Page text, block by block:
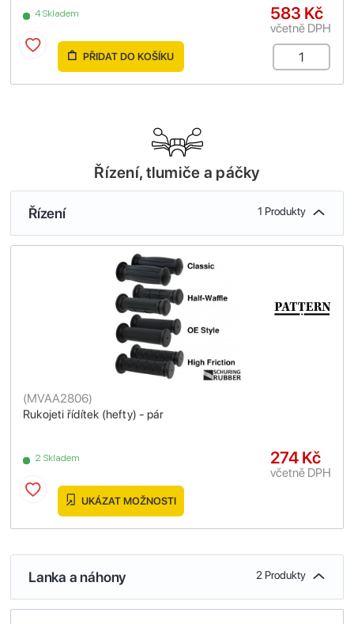
4 Skladem 583 Kč
včetně DPH
PŘIDAT DO KOŠÍKU
Řízení, tlumiče a páčky
Řízení 1 Produkty
Rukojeti řídítek (hefty) - pár
(MVAA2806)
2 Skladem 274 Kč
včetně DPH
UKÁZAT MOŽNOSTI
Lanka a náhony 2 Produkty